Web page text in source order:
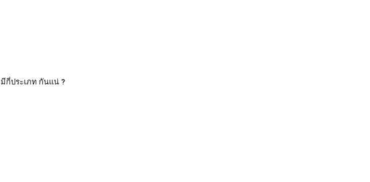
กี่ประเภท กันแน่ ?